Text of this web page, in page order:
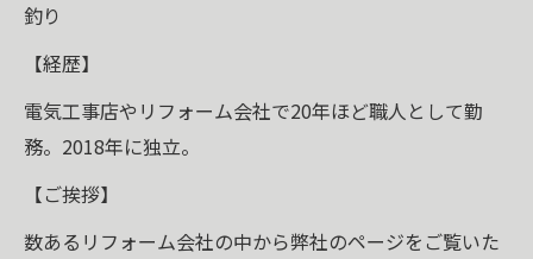
釣り
【経歴】
電気工事店やリフォーム会社で20年ほど職人として勤
務。2018年に独立。
【ご挨拶】
数あるリフォーム会社の中から弊社のページをご覧いた